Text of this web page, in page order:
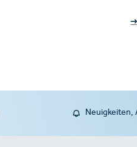
Neuigkeiten,